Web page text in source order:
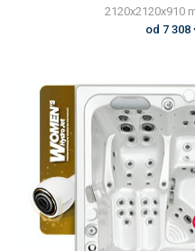
2120x2120x910
od 7 308